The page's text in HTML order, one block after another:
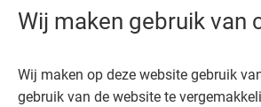
Wij maken gebruik van
Wij maken op deze website gebruik
gebruik van de website te
Bedankt voor het bezoeken
Krijg gratis toegang in 30 seconden of log
Adverteren